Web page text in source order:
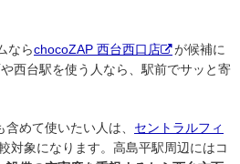
ならchocoZAP 西台西口店
が候補に
西台駅を使う人なら、駅前でサッと寄
めて使いたい人は、 セントラルフィ
対象になります。高島平駅周辺にはコ